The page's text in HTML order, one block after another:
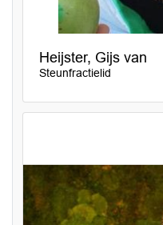
Heijster, Gijs van
Steunfractielid